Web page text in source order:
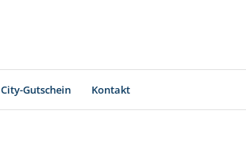
City-Gutschein Kontakt